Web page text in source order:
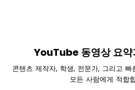
YouTube 동영상 요약
콘텐츠 제작자, 학생, 전문가, 그리고
모든 사람에게 적합